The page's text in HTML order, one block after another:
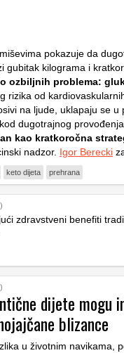
pokazuje da
gubitak kilograma i
ozbiljnih problema:
rizika od
na ljude, uklapaju se
dugotrajnog
kao kratkoročna
nadzor. Igor Berecki
keto dijeta prehrana
zdravstveni benefiti
dijete mogu
blizance
u životnim navikama,